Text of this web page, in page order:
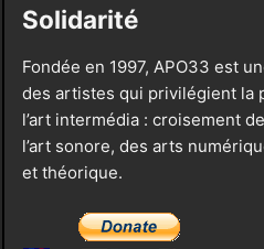
Solidarité
Fondée en 1997, APO33 est
des artistes qui privilégient la
l’art intermédia : croisement
l’art sonore, des arts
et théorique.